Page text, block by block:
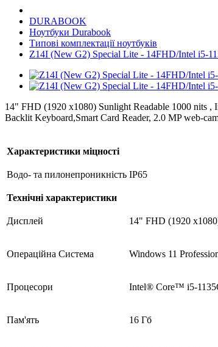
DURABOOK
Ноутбуки Durabook
Типові комплектації ноутбуків
Z14I (New G2) Special Lite - 14FHD/Intel i5-
14" FHD (1920 x1080) Sunlight Readable 1000 nits
Backlit Keyboard,Smart Card Reader, 2.0 MP web-
Характеристики міцності
Водо- та пилонепроникність IP65
Технічні характеристики
Дисплей 14" FHD (1920
Операційна Система Windows 11
Процесори Intel® Core™ i5-
Пам'ять 16 Гб